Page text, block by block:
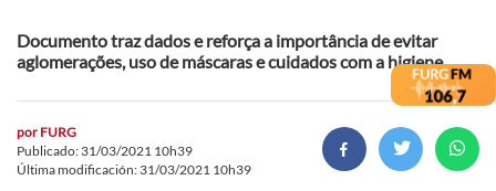
Documento traz dados e reforça a importância de evitar
aglomerações, uso de máscaras e cuidados com a higiene
por FURG
Publicado: 31/03/2021 10h39
Última modificación: 31/03/2021 10h39